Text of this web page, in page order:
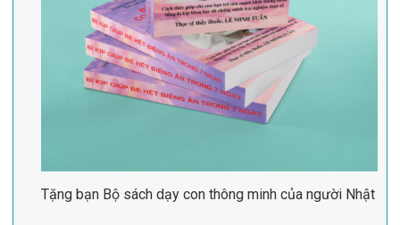
Tặng bạn Bộ sách dạy con thông minh của người Nhật